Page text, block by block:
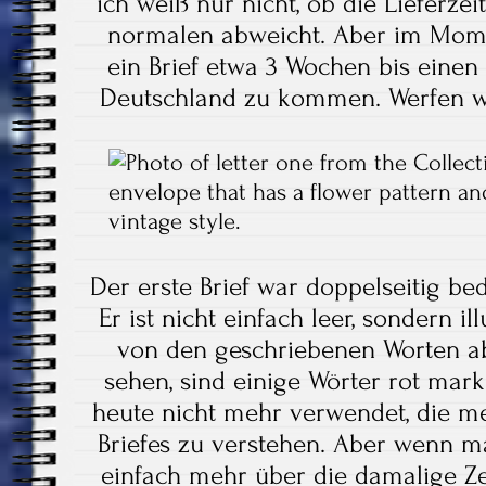
normalen abweicht. Aber im
ein Brief etwa 3 Wochen bis
Deutschland zu kommen. Werfen
Der erste Brief war doppelseitig
Er ist nicht einfach leer, sondern
von den geschriebenen Worten
sehen, sind einige Wörter rot
heute nicht mehr verwendet, die
Briefes zu verstehen. Aber wenn
einfach mehr über die damalige